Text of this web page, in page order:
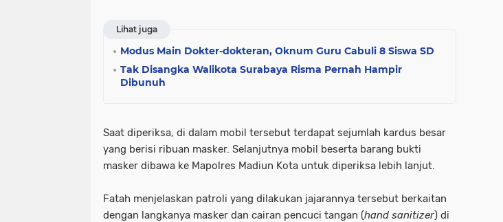
Lihat juga
Modus Main Dokter-dokteran, Oknum Guru Cabuli 8 Siswa SD
Tak Disangka Walikota Surabaya Risma Pernah Hampir
Dibunuh
Saat diperiksa, di dalam mobil tersebut terdapat sejumlah kardus besar
yang berisi ribuan masker. Selanjutnya mobil beserta barang bukti
masker dibawa ke Mapolres Madiun Kota untuk diperiksa lebih lanjut.
Fatah menjelaskan patroli yang dilakukan jajarannya tersebut berkaitan
dengan langkanya masker dan cairan pencuci tangan (hand sanitizer) di